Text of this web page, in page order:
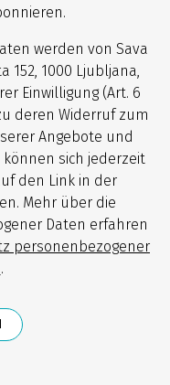
werden von Sava
152, 1000 Ljubljana,
Einwilligung (Art. 6
deren Widerruf zum
Angebote und
können sich jederzeit
den Link in der
Mehr über die
Daten erfahren
personenbezogener
.